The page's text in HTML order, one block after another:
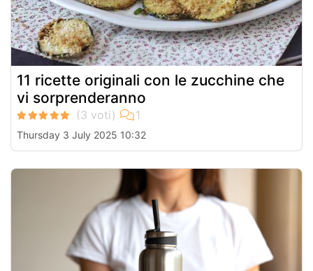
11 ricette originali con le zucchine che
vi sorprenderanno
Thursday 3 July 2025 10:32